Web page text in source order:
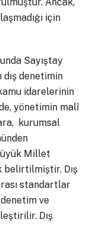
Ancak,
için
Sayıştay
dış denetimin
idarelerinin
yönetimin malî
kurumsal
Millet
belirtilmiştir. Dış
standartlar
ve
Dış